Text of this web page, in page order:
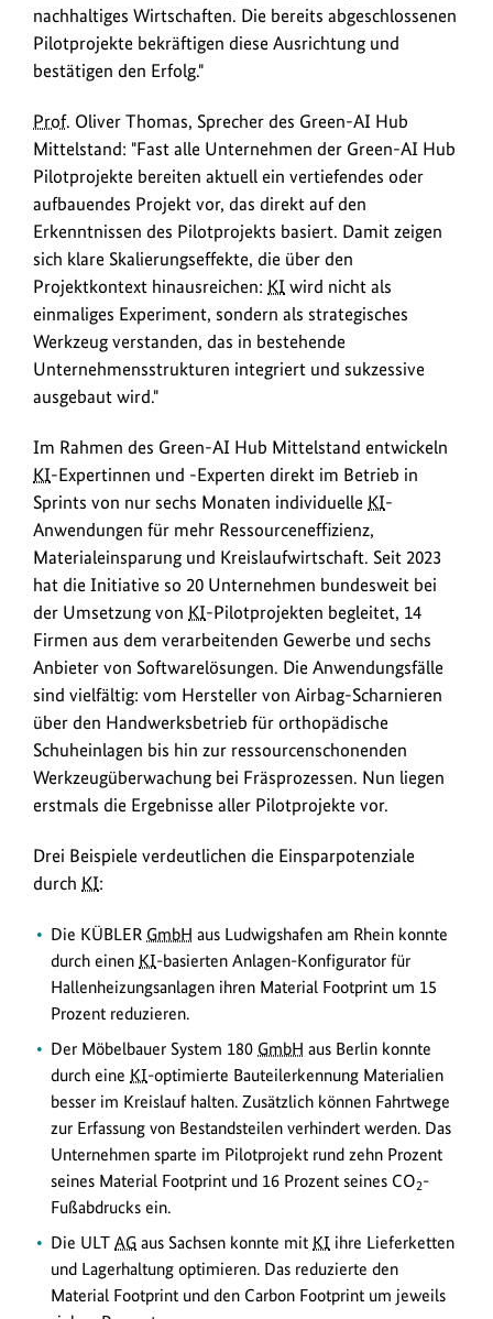
nachhaltiges Wirtschaften. Die bereits abgeschlossenen
Pilotprojekte bekräftigen diese Ausrichtung und
bestätigen den Erfolg."
Prof. Oliver Thomas, Sprecher des Green-AI Hub
Mittelstand: "Fast alle Unternehmen der Green-AI Hub
Pilotprojekte bereiten aktuell ein vertiefendes oder
aufbauendes Projekt vor, das direkt auf den
Erkenntnissen des Pilotprojekts basiert. Damit zeigen
sich klare Skalierungseffekte, die über den
Projektkontext hinausreichen: KI wird nicht als
einmaliges Experiment, sondern als strategisches
Werkzeug verstanden, das in bestehende
Unternehmensstrukturen integriert und sukzessive
ausgebaut wird."
Im Rahmen des Green-AI Hub Mittelstand entwickeln
KI-Expertinnen und -Experten direkt im Betrieb in
Sprints von nur sechs Monaten individuelle KI-
Anwendungen für mehr Ressourceneffizienz,
Materialeinsparung und Kreislaufwirtschaft. Seit 2023
hat die Initiative so 20 Unternehmen bundesweit bei
der Umsetzung von KI-Pilotprojekten begleitet, 14
Firmen aus dem verarbeitenden Gewerbe und sechs
Anbieter von Softwarelösungen. Die Anwendungsfälle
sind vielfältig: vom Hersteller von Airbag-Scharnieren
über den Handwerksbetrieb für orthopädische
Schuheinlagen bis hin zur ressourcenschonenden
Werkzeugüberwachung bei Fräsprozessen. Nun liegen
erstmals die Ergebnisse aller Pilotprojekte vor.
Drei Beispiele verdeutlichen die Einsparpotenziale
durch KI:
Die KÜBLER GmbH aus Ludwigshafen am Rhein konnte
durch einen KI-basierten Anlagen-Konfigurator für
Hallenheizungsanlagen ihren Material Footprint um 15
Prozent reduzieren.
Der Möbelbauer System 180 GmbH aus Berlin konnte
durch eine KI-optimierte Bauteilerkennung Materialien
besser im Kreislauf halten. Zusätzlich können Fahrtwege
zur Erfassung von Bestandsteilen verhindert werden. Das
Unternehmen sparte im Pilotprojekt rund zehn Prozent
seines Material Footprint und 16 Prozent seines CO2-
Fußabdrucks ein.
Die ULT AG aus Sachsen konnte mit KI ihre Lieferketten
und Lagerhaltung optimieren. Das reduzierte den
Material Footprint und den Carbon Footprint um jeweils